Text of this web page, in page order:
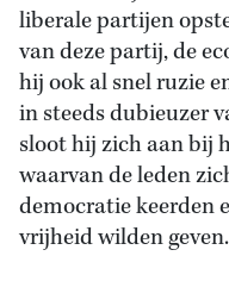
liberale partijen
van deze partij, de
hij ook al snel ruzie
in steeds dubieuzer
sloot hij zich aan bij
waarvan de leden
democratie keerden
vrijheid wilden geven.